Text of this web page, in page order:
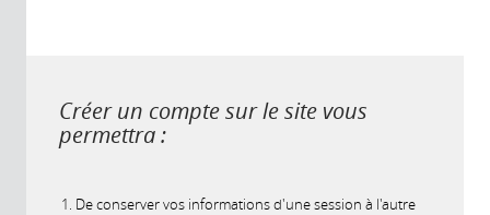
Créer un compte sur le site vous
permettra :
De conserver vos informations d'une session à l'autre